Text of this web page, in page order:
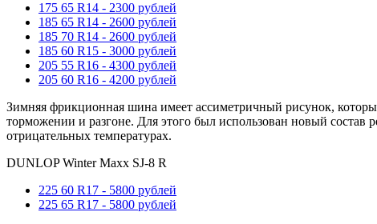
175 65 R14 - 2300 рублей
185 65 R14 - 2600 рублей
185 70 R14 - 2600 рублей
185 60 R15 - 3000 рублей
205 55 R16 - 4300 рублей
205 60 R16 - 4200 рублей
Зимняя фрикционная шина имеет ассиметричный рисунок,
торможении и разгоне. Для этого был использован новый
отрицательных температурах.
DUNLOP Winter Maxx SJ-8 R
225 60 R17 - 5800 рублей
225 65 R17 - 5800 рублей